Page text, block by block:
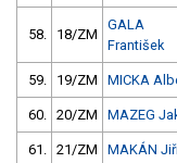
58. 18/ZM
GALA
František
59. 19/ZM MICKA
60. 20/ZM MAZEG
61. 21/ZM MAKÁN